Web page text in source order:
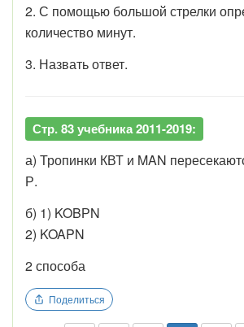
2. С помощью большой стрелки
количество минут.
3. Назвать ответ.
Стр. 83 учебника 2011-2019:
а) Тропинки КВТ и MAN
Р.
б) 1) KOBРN
2) KOAPN
2 способа
Поделиться